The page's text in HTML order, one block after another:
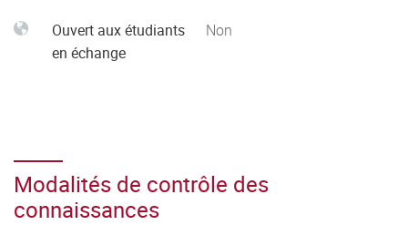
Ouvert aux étudiants
en échange
Non
Modalités de contrôle des
connaissances